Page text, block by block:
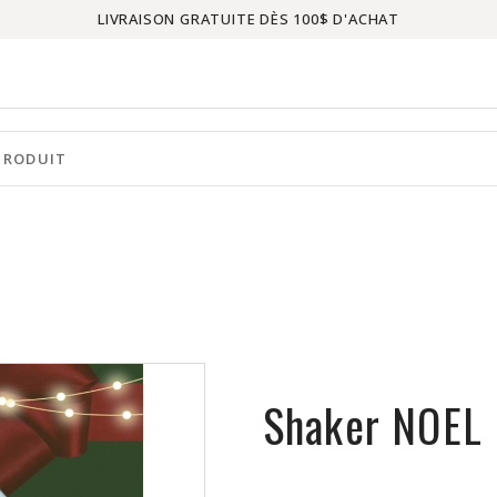
LIVRAISON GRATUITE DÈS 100$ D'ACHAT
Shaker NOEL